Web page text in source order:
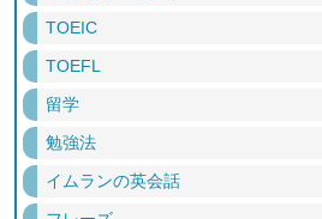
TOEIC
TOEFL
留学
勉強法
イムランの英会話